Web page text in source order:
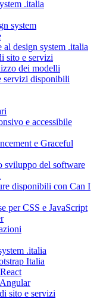
.italia
system
design system .italia
sito e servizi
dei modelli
servizi disponibili
e accessibile
e Graceful
sviluppo del software
disponibili con Can I
per CSS e JavaScript
.italia
Italia
sito e servizi